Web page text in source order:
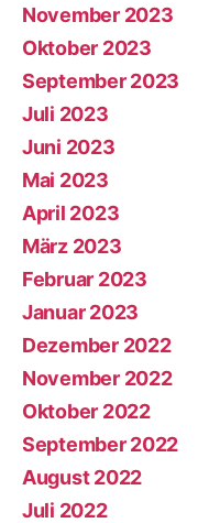
November 2023
Oktober 2023
September 2023
Juli 2023
Juni 2023
Mai 2023
April 2023
März 2023
Februar 2023
Januar 2023
Dezember 2022
November 2022
Oktober 2022
September 2022
August 2022
Juli 2022